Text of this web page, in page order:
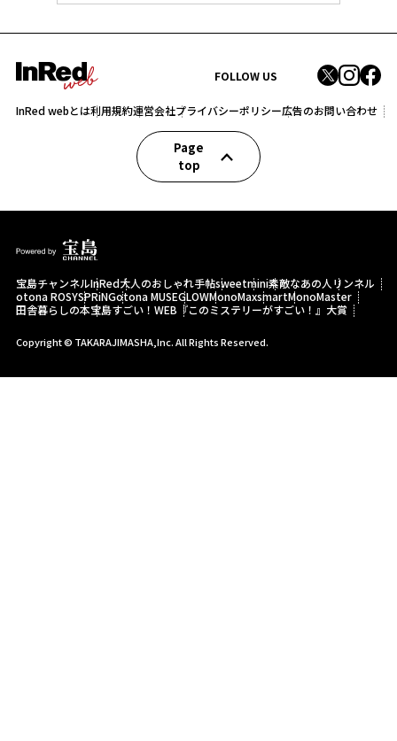
FOLLOW US
InRed webとは利用規約運営会社プライバシーポリシー広告のお問い合わせ
Page
top
宝島チャンネルInRed大人のおしゃれ手帖sweetmini素敵なあの人 リンネル
otona ROSYSPRiNGotona MUSEGLOWMonoMaxsmartMonoMaster
田舎暮らしの本宝島すごい！WEB 『このミステリーがすごい！』大賞
Copyright © TAKARAJIMASHA,Inc. All Rights Reserved.